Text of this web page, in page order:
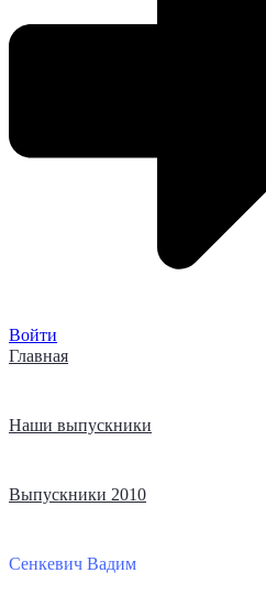
Войти
Главная
Наши выпускники
Выпускники 2010
Сенкевич Вадим